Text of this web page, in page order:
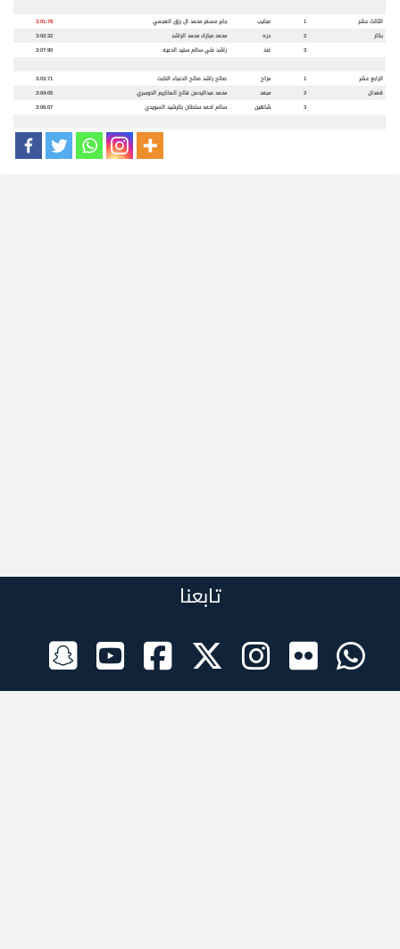
الثالث عشر 1 عجايب جابر مسفر محمد ال رزق العجمي
3:01:78
بكار
2 دره محمد مبارك محمد الراشد
3:02:32
3
غند راشد علي سالم سنيد الدعيه 3:07:90
الرابع عشر 1 مزاح صالح راشد صالح الدعباء النابت
3:03:71
قعدان
2 مبعد محمد عبدالرحمن فالح المخاريم الدوسري
3:04:05
3
شاهين سالم احمد سلطان بالرشيد السويدي 3:06:07
تابعنا